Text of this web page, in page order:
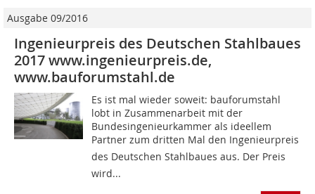
Ausgabe 09/2016
Ingenieurpreis des Deutschen Stahlbaues
2017 www.ingenieurpreis.de,
www.bauforumstahl.de
Es ist mal wieder soweit: bauforumstahl
lobt in Zusammenarbeit mit der
Bundesingenieurkammer als ideellem
Partner zum dritten Mal den Ingenieurpreis
des Deutschen Stahlbaues aus. Der Preis
wird...